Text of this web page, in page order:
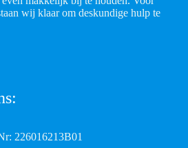
wij klaar om deskundige hulp te
226016213B01